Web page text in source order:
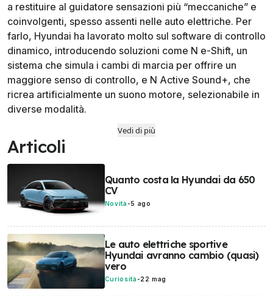
a restituire al guidatore sensazioni più “meccaniche” e
coinvolgenti, spesso assenti nelle auto elettriche. Per
farlo, Hyundai ha lavorato molto sul software di controllo
dinamico, introducendo soluzioni come N e-Shift, un
sistema che simula i cambi di marcia per offrire un
maggiore senso di controllo, e N Active Sound+, che
ricrea artificialmente un suono motore, selezionabile in
diverse modalità.
Vedi di più
Articoli
Quanto costa la Hyundai da 650
CV
Novità -5 ago
Le auto elettriche sportive
Hyundai avranno cambio (quasi)
vero
Curiosità -22 mag